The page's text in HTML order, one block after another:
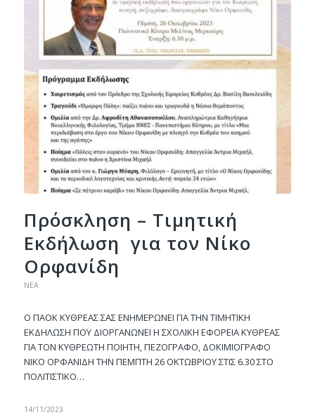
Πρόσκληση – Τιμητική
Εκδήλωση για τον Νίκο
Ορφανίδη
ΝΈΑ
O ΠAOK KYΘPEAΣ ΣAΣ ENHMEPΩNEI ΓIA THN TIMHTIKH
EKΔHΛΩΣH ΠOY ΔIOPΓANΩNEI H ΣXOΛIKH EΦOPEIA KYΘPEAΣ
ΓIA TON KYΘPEΩTH ΠOIHTH, ΠEZOΓPAΦO, ΔOKIMIOΓPAΦO
NIKO OPΦANIΔH THN ΠEMΠTH 26 OKTΩBPIOY ΣTIΣ 6.30 ΣTO
ΠOΛITIΣTIKO…
14/11/2023